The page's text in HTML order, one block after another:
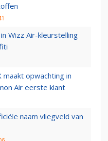
Wizz Air-kleurstelling
maakt opwachting in
Air eerste klant
naam vliegveld van